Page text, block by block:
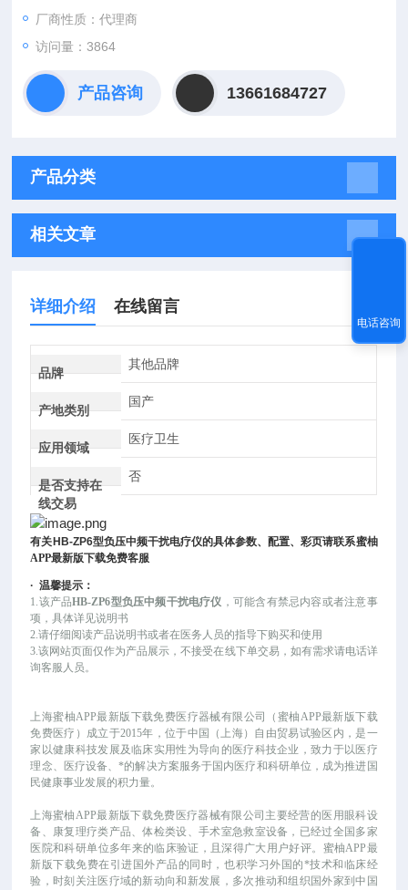
厂商性质：代理商
访问量：3864
产品咨询 13661684727
产品分类
相关文章
详细介绍 在线留言
品牌
其他品牌
产地类别
国产
应用领域
医疗卫生
是否支持在
线交易
否
有关 HB-ZP6型负压中频干扰电疗仪的具体参数、配置、彩页请联系蜜柚
APP最新版下载免费客服
·温馨提示：
1.该产品HB-ZP6型负压中频干扰电疗仪 ，可能含有禁忌内容或者注意事
项，具体详见说明书
2.请仔细阅读产品说明书或者在医务人员的指导下购买和使用
3.该网站页面仅作为产品展示，不接受在线下单交易，如有需求请电话详
询客服人员。
上海蜜柚APP最新版下载免费医疗器械有限公司（蜜柚APP最新版下载
免费医疗）成立于2015年，位于中国（上海）自由贸易试验区内，是一
家以健康科技发展及临床实用性为导向的医疗科技企业，致力于以医疗
理念、医疗设备、*的解决方案服务于国内医疗和科研单位，成为推进国
民健康事业发展的积力量。
上海蜜柚APP最新版下载免费医疗器械有限公司主要经营的医用眼科设
备、康复理疗类产品、体检类设、手术室急救室设备，已经过全国多家
医院和科研单位多年来的临床验证，且深得广大用户好评。蜜柚APP最
新版下载免费在引进国外产品的同时，也积学习外国的*技术和临床经
验，时刻关注医疗域的新动向和新发展，多次推动和组织国外家到中国
电话咨询